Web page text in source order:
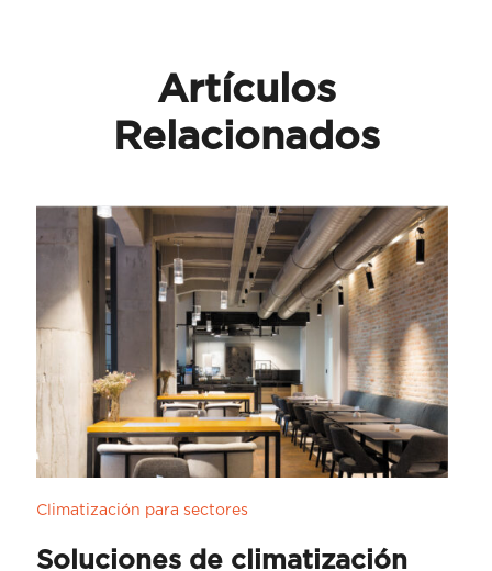
Artículos
Relacionados
Climatización para sectores
Soluciones de climatización